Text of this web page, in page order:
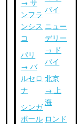
→ サ
ンフラ
ンシス
コ
パリ
→ バ
ルセロ
ナ
シンガ
ポール
バイ
ニュー
デリー
→ ド
バイ
北京
→ 上
海
ロンド